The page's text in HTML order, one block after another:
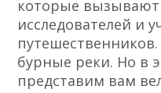
которые вызывают
исследователей и
бурные реки. Но в
представим вам